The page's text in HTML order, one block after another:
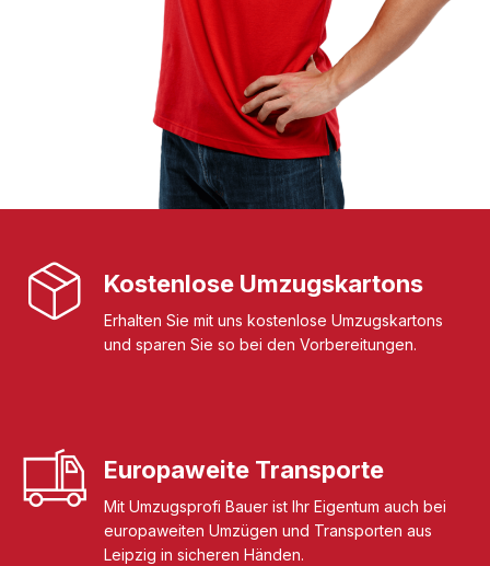
Kostenlose Umzugskartons
Erhalten Sie mit uns kostenlose Umzugskartons
und sparen Sie so bei den Vorbereitungen.
Europaweite Transporte
Mit Umzugsprofi Bauer ist Ihr Eigentum auch bei
europaweiten Umzügen und Transporten aus
Leipzig in sicheren Händen.